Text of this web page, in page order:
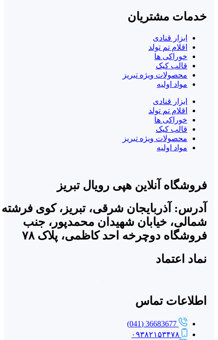
مشتریان
ابزار قنادی
اقلام تم تولد
خوراکی ها
قالب کیک
محصولات ویژه تبریز
مواد اولیه
ابزار قنادی
اقلام تم تولد
خوراکی ها
قالب کیک
محصولات ویژه تبریز
مواد اولیه
آنلاین هپی رویال تبریز
آذربایجان شرقی، تبریز، کوی فرشته
خیابان شهیدان محمدپور، جنب
دوچرخه احد کاظمی، پلاک ۷۸
اعتماد
تماس
36683677 (041)
۰۹۳۸۲۱۵۳۴۷۸